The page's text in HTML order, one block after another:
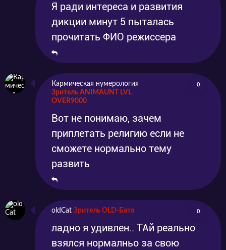
Я ради интереса и развития
дикции минут 5 пыталась
прочитать ФИО режиссера
Кармическая нумерология
Зритель ANIMAUNT LVL
OVER9000
0
Вот не понимаю, зачем
приплетать религию если не
сможете нормально тему
развить
oldCat Зритель OLD-Батя 0
ладно я удивлен.. ТАй реально
взялся нормалньо за свою